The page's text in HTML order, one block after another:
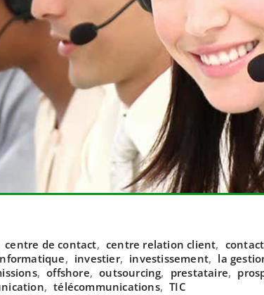
centre de contact, centre relation client, contact
, investier, investissement, la
, offshore, outsourcing, prestataire,
, télécommunications, TIC